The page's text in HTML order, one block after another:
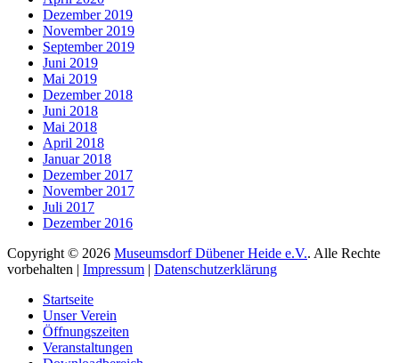
Dezember 2019
November 2019
September 2019
Juni 2019
Mai 2019
Dezember 2018
Juni 2018
Mai 2018
April 2018
Januar 2018
Dezember 2017
November 2017
Juli 2017
Dezember 2016
Copyright © 2026 Museumsdorf Dübener Heide e.V.. Alle Rechte
vorbehalten | Impressum
Datenschutzerklärung
oben
Startseite
Unser Verein
Öffnungszeiten
Veranstaltungen